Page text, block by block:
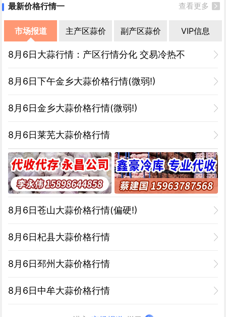
查看更多
最新价格行情一
市场报道 主产区蒜价 副产区蒜价 VIP信息
8月6日大蒜行情：产区行情分化 交易冷热不
8月6日下午金乡大蒜价格行情(微弱!)
8月6日金乡大蒜价格行情(微弱!)
8月6日莱芜大蒜价格行情
8月6日苍山大蒜价格行情(偏硬!)
8月6日杞县大蒜价格行情
8月6日邳州大蒜价格行情
8月6日中牟大蒜价格行情